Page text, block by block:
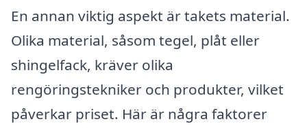
En annan viktig aspekt är takets material.
Olika material, såsom tegel, plåt eller
shingelfack, kräver olika
rengöringstekniker och produkter, vilket
påverkar priset. Här är några faktorer